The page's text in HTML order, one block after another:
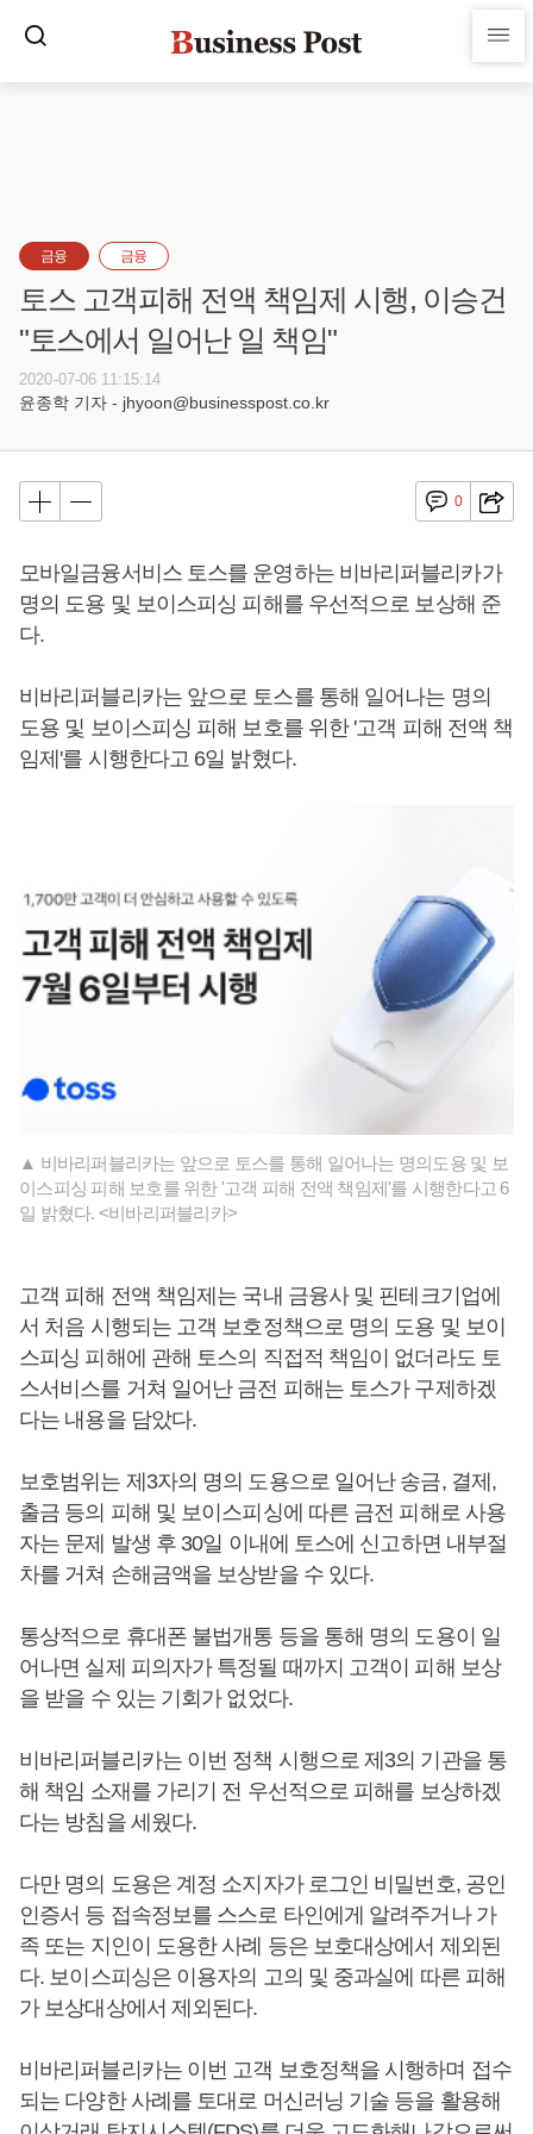
금융 금융
토스 고객피해 전액 책임제 시행, 이승건
"토스에서 일어난 일 책임"
2020-07-06 11:15:14
윤종학 기자 - jhyoon@businesspost.co.kr
0
모바일금융서비스 토스를 운영하는 비바리퍼블리카가
명의 도용 및 보이스피싱 피해를 우선적으로 보상해 준
다.
비바리퍼블리카는 앞으로 토스를 통해 일어나는 명의
도용 및 보이스피싱 피해 보호를 위한 '고객 피해 전액 책
임제'를 시행한다고 6일 밝혔다.
▲ 비바리퍼블리카는 앞으로 토스를 통해 일어나는 명의도용 및 보
이스피싱 피해 보호를 위한 '고객 피해 전액 책임제'를 시행한다고 6
일 밝혔다. <비바리퍼블리카>
고객 피해 전액 책임제는 국내 금융사 및 핀테크기업에
서 처음 시행되는 고객 보호정책으로 명의 도용 및 보이
스피싱 피해에 관해 토스의 직접적 책임이 없더라도 토
스서비스를 거쳐 일어난 금전 피해는 토스가 구제하겠
다는 내용을 담았다.
보호범위는 제3자의 명의 도용으로 일어난 송금, 결제,
출금 등의 피해 및 보이스피싱에 따른 금전 피해로 사용
자는 문제 발생 후 30일 이내에 토스에 신고하면 내부절
차를 거쳐 손해금액을 보상받을 수 있다.
통상적으로 휴대폰 불법개통 등을 통해 명의 도용이 일
어나면 실제 피의자가 특정될 때까지 고객이 피해 보상
을 받을 수 있는 기회가 없었다.
비바리퍼블리카는 이번 정책 시행으로 제3의 기관을 통
해 책임 소재를 가리기 전 우선적으로 피해를 보상하겠
다는 방침을 세웠다.
다만 명의 도용은 계정 소지자가 로그인 비밀번호, 공인
인증서 등 접속정보를 스스로 타인에게 알려주거나 가
족 또는 지인이 도용한 사례 등은 보호대상에서 제외된
다. 보이스피싱은 이용자의 고의 및 중과실에 따른 피해
가 보상대상에서 제외된다.
비바리퍼블리카는 이번 고객 보호정책을 시행하며 접수
되는 다양한 사례를 토대로 머신러닝 기술 등을 활용해